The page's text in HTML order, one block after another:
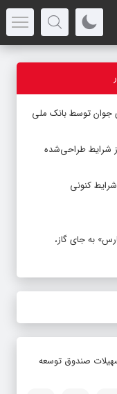
زوج‌های جوان توسط بانک ملی
شرایط طراحی‌شده
کنونی
به جای گاز،
صندوق توسعه